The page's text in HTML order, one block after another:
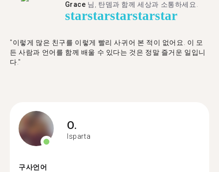
Grace 님, 탄뎀과 함께 세상과 소통하세요.
starstarstarstarstar
"이렇게 많은 친구를 이렇게 빨리 사귀어 본 적이 없어요. 이 모
든 사람과 언어를 함께 배울 수 있다는 것은 정말 즐거운 일입니
다."
O.
Isparta
구사언어